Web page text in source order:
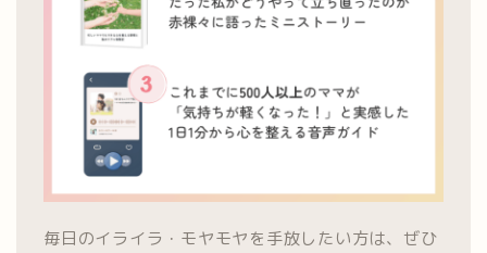
毎日のイライラ・モヤモヤを手放したい方は、ぜひ